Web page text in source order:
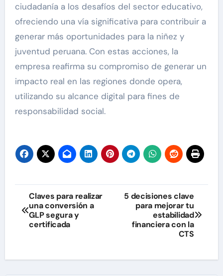
ciudadanía a los desafíos del sector educativo,
ofreciendo una vía significativa para contribuir a
generar más oportunidades para la niñez y
juventud peruana. Con estas acciones, la
empresa reafirma su compromiso de generar un
impacto real en las regiones donde opera,
utilizando su alcance digital para fines de
responsabilidad social.
Navegación
de
Claves para realizar
una conversión a
GLP segura y
certificada
5 decisiones clave
para mejorar tu
estabilidad
financiera con la
CTS